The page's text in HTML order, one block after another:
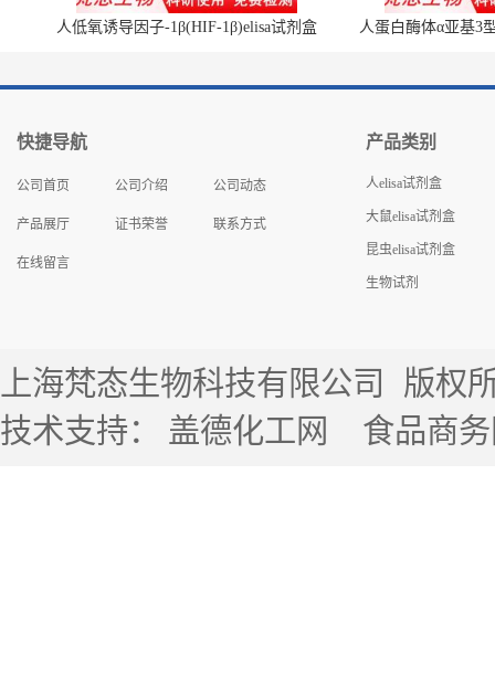
人低氧诱导因子-1β(HIF-1β)elisa试剂盒 人蛋白酶体α亚基3
快捷导航
公司首页 公司介绍 公司动态
产品展厅 证书荣誉 联系方式
在线留言
产品类别
人elisa试剂盒
大鼠elisa试剂盒
昆虫elisa试剂盒
生物试剂
上海梵态生物科技有限公司
版权
技术支持： 盖德化工网 食品商